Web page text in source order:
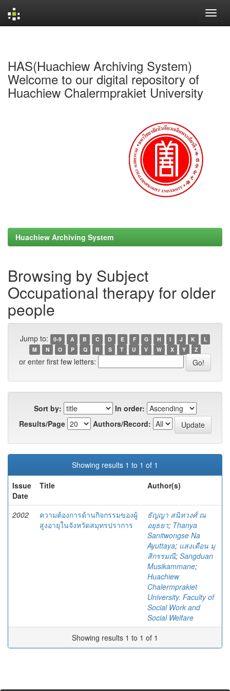
HAS(Huachiew Archiving System)
Welcome to our digital repository of
Huachiew Chalermprakiet University
Huachiew Archiving System
Browsing by Subject
Occupational therapy for older
people
Jump to: 0-9 A B C D E F G H I J K
L
M
N O P Q R S T U V W X Y Z
or enter first few letters:
Sort by:
In order:
Results/Page
Authors/Record:
Showing results 1 to 1 of 1
Issue
Date
Title Author(s)
2002
ความต้องการด้านกิจกรรมของผู้
สูงอายุในจังหวัดสมุทรปราการ
ธัญญา สนิทวงศ์ ณ
อยุธยา; Thanya
Sanitwongse Na
Ayuttaya; แสงเดือน มุ
สิกรรมณี; Sangduan
Musikammane;
Huachiew
Chalermprakiet
University. Faculty of
Social Work and
Social Welfare
Showing results 1 to 1 of 1